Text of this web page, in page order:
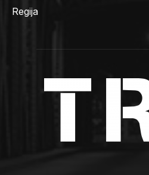
Regija